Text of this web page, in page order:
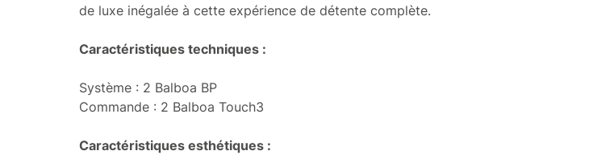
de luxe inégalée à cette expérience de détente complète.
Caractéristiques techniques :
Système : 2 Balboa BP
Commande : 2 Balboa Touch3
Caractéristiques esthétiques :